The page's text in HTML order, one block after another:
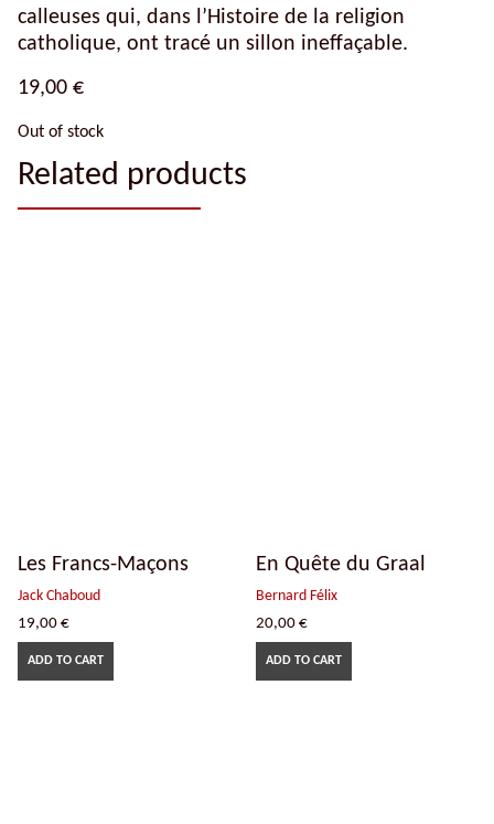
calleuses qui, dans l’Histoire de la religion
catholique, ont tracé un sillon ineffaçable.
19,00 €
Out of stock
Related products
Les Francs-Maçons
Jack Chaboud
19,00 €
ADD TO CART
En Quête du Graal
Bernard Félix
20,00€
ADD TO CART